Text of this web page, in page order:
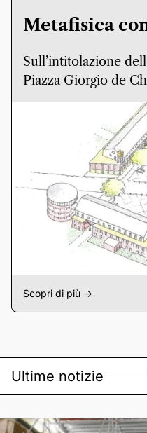
Metafisica
Sull’intitolazione
Piazza Giorgio de
Scopri di più ->
Ultime notizie